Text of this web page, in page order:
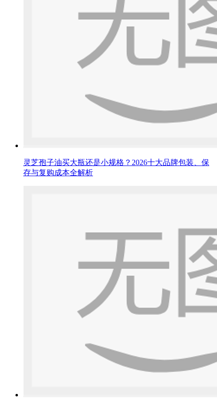
灵芝孢子油买大瓶还是小规格？2026十大品牌包装、保
存与复购成本全解析